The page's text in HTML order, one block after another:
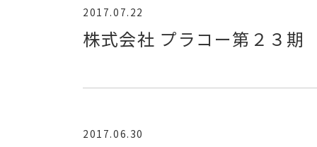
2017.07.22
株式会社 プラコー第２３
2017.06.30